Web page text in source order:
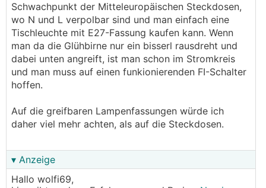
Schwachpunkt der Mitteleuropäischen Steckdosen,
wo N und L verpolbar sind und man einfach eine
Tischleuchte mit E27-Fassung kaufen kann. Wenn
man da die Glühbirne nur ein bisserl rausdreht und
dabei unten angreift, ist man schon im Stromkreis
und man muss auf einen funkionierenden FI-Schalter
hoffen.
Auf die greifbaren Lampenfassungen würde ich
daher viel mehr achten, als auf die Steckdosen.
▾ Anzeige
Hallo wolfi69,